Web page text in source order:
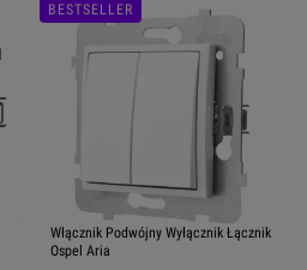
Włącznik Podwójny Wyłącznik Łącznik
Ospel Aria
BESTSELLER